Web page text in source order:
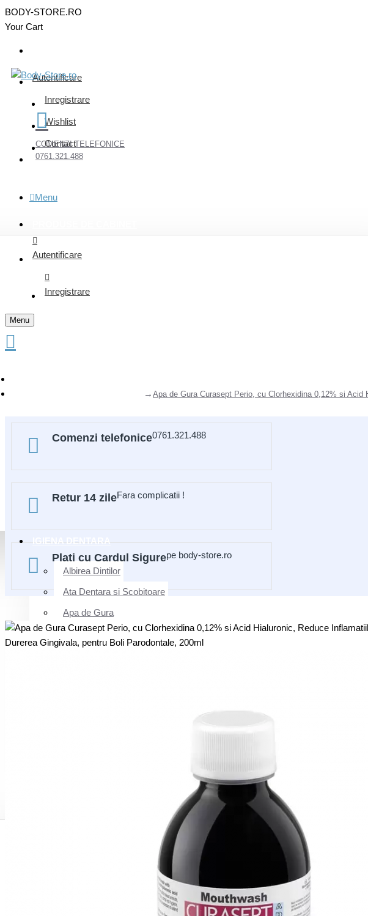
BODY-STORE.RO
Your Cart
Autentificare
Inregistrare
Wishlist
Contact
COMENZI TELEFONICE
0761.321.488
Menu
IGIENA DENTARA
Albirea Dintilor
Ata Dentara si Scobitoare
Apa de Gura
Dusuri Bucale
Autentificare
Inregistrare
Menu
Apa de Gura Curasept Perio, cu Clorhexidina 0,12% si
Comenzi telefonice0761.321.488
Retur 14 zileFara complicatii !
Plati cu Cardul Sigurepe body-store.ro